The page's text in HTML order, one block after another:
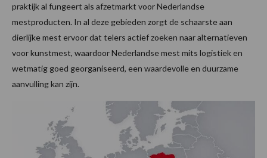
praktijk al fungeert als afzetmarkt voor Nederlandse
mestproducten. In al deze gebieden zorgt de schaarste aan
dierlijke mest ervoor dat telers actief zoeken naar alternatieven
voor kunstmest, waardoor Nederlandse mest mits logistiek en
wetmatig goed georganiseerd, een waardevolle en duurzame
aanvulling kan zijn.